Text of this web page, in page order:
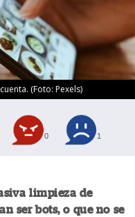
(Foto: Pexels)
0 1
limpieza de
ser bots, o que no se